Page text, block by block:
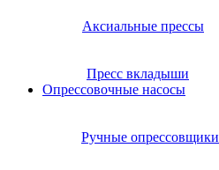
Аксиальные прессы
Пресс вкладыши
Опрессовочные насосы
Ручные опрессовщики